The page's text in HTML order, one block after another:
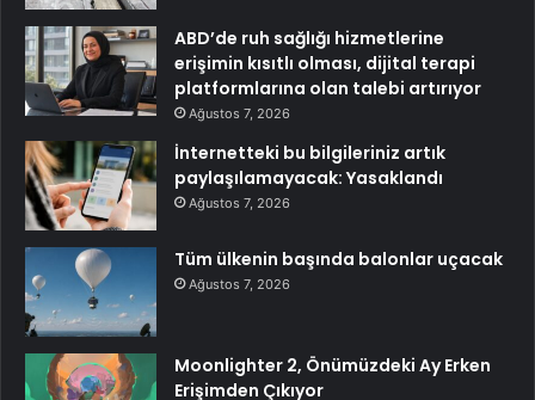
ABD’de ruh sağlığı hizmetlerine
erişimin kısıtlı olması, dijital terapi
platformlarına olan talebi artırıyor
Ağustos 7, 2026
İnternetteki bu bilgileriniz artık
paylaşılamayacak: Yasaklandı
Ağustos 7, 2026
Tüm ülkenin başında balonlar uçacak
Ağustos 7, 2026
Moonlighter 2, Önümüzdeki Ay Erken
Erişimden Çıkıyor